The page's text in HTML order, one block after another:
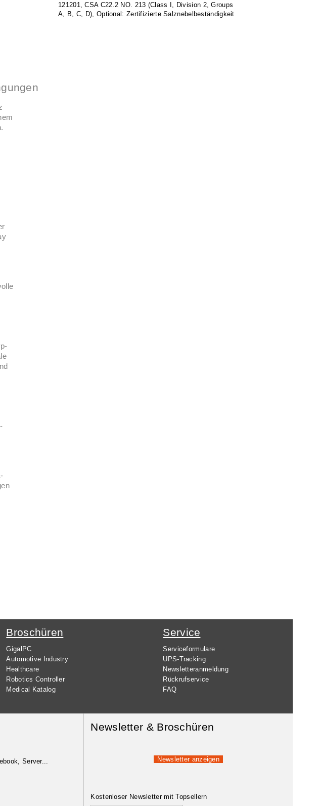
121201, CSA C22.2 NO. 213 (Class I, Division 2, Groups
A, B, C, D), Optional: Zertifizierte Salznebelbeständigkeit
Broschüren
GigalPC
Automotive Industry
Healthcare
Robotics Controller
Medical Katalog
Service
Serviceformulare
UPS-Tracking
Newsletteranmeldung
Rückrufservice
FAQ
Server...
Newsletter & Broschüren
Newsletter anzeigen
Kostenloser Newsletter mit Topsellern